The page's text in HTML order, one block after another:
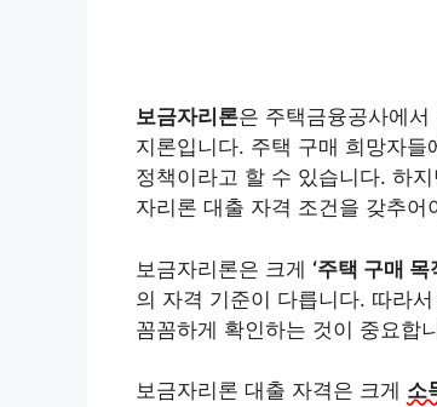
보금자리론은 주택금융공사에
지론입니다. 주택 구매 희망자
정책이라고 할 수 있습니다. 하
자리론 대출 자격 조건을 갖추
보금자리론은 크게 ‘주택 구매 목
의 자격 기준이 다릅니다. 따라
꼼꼼하게 확인하는 것이 중요합
보금자리론 대출 자격은 크게 소